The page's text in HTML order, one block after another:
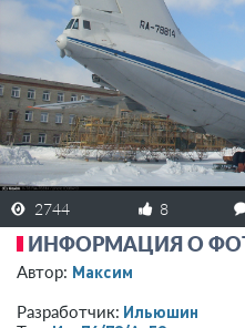
2744 8
ИНФОРМАЦИЯ О
Автор: Максим
Разработчик: Ильюшин